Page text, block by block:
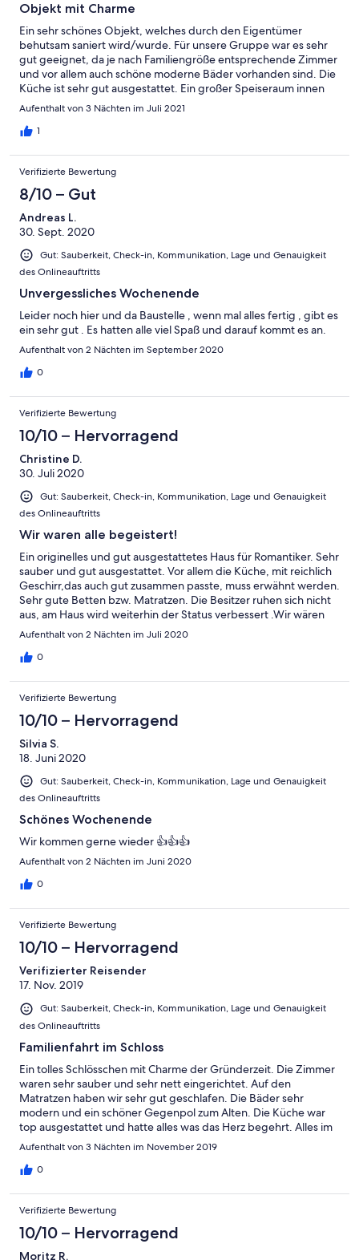
Objekt mit Charme
Ein sehr schönes Objekt, welches durch den Eigentümer
behutsam saniert wird/wurde. Für unsere Gruppe war es sehr
gut geeignet, da je nach Familiengröße entsprechende Zimmer
und vor allem auch schöne moderne Bäder vorhanden sind. Die
Küche ist sehr gut ausgestattet. Ein großer Speiseraum innen
und eine schöne überdachte Terrasse außen sind perfekt für
Aufenthalt von 3 Nächten im Juli 2021
1
Verifizierte Bewertung
8/10 – Gut
Andreas L.
30. Sept. 2020
Gut: Sauberkeit, Check-in, Kommunikation, Lage und Genauigkeit
des Onlineauftritts
Unvergessliches Wochenende
Leider noch hier und da Baustelle , wenn mal alles fertig , gibt es
ein sehr gut . Es hatten alle viel Spaß und darauf kommt es an.
Aufenthalt von 2 Nächten im September 2020
0
Verifizierte Bewertung
10/10 – Hervorragend
Christine D.
30. Juli 2020
Gut: Sauberkeit, Check-in, Kommunikation, Lage und Genauigkeit
des Onlineauftritts
Wir waren alle begeistert!
Ein originelles und gut ausgestattetes Haus für Romantiker. Sehr
sauber und gut ausgestattet. Vor allem die Küche, mit reichlich
Geschirr,das auch gut zusammen passte, muss erwähnt werden.
Sehr gute Betten bzw. Matratzen. Die Besitzer ruhen sich nicht
aus, am Haus wird weiterhin der Status verbessert .Wir wären
gern länger geblieben Unser Familientreffen in diesem
sein Team!
Aufenthalt von 2 Nächten im Juli 2020
0
Verifizierte Bewertung
10/10 – Hervorragend
Silvia S.
18. Juni 2020
Gut: Sauberkeit, Check-in, Kommunikation, Lage und Genauigkeit
des Onlineauftritts
Schönes Wochenende
Wir kommen gerne wieder 👍👍👍
Aufenthalt von 2 Nächten im Juni 2020
0
Verifizierte Bewertung
10/10 – Hervorragend
Verifizierter Reisender
17. Nov. 2019
Gut: Sauberkeit, Check-in, Kommunikation, Lage und Genauigkeit
des Onlineauftritts
Familienfahrt im Schloss
Ein tolles Schlösschen mit Charme der Gründerzeit. Die Zimmer
waren sehr sauber und sehr nett eingerichtet. Auf den
Matratzen haben wir sehr gut geschlafen. Die Bäder sehr
modern und ein schöner Gegenpol zum Alten. Die Küche war
top ausgestattet und hatte alles was das Herz begehrt. Alles im
allem konnten wir hier ein wunderschönes Wochenende
Aufenthalt von 3 Nächten im November 2019
0
Verifizierte Bewertung
10/10 – Hervorragend
Moritz R.